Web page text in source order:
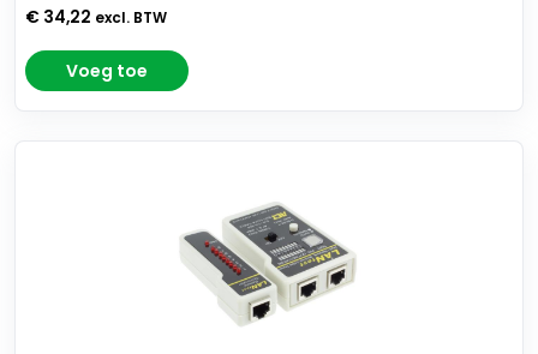
€ 34,22 excl. BTW
Voeg toe